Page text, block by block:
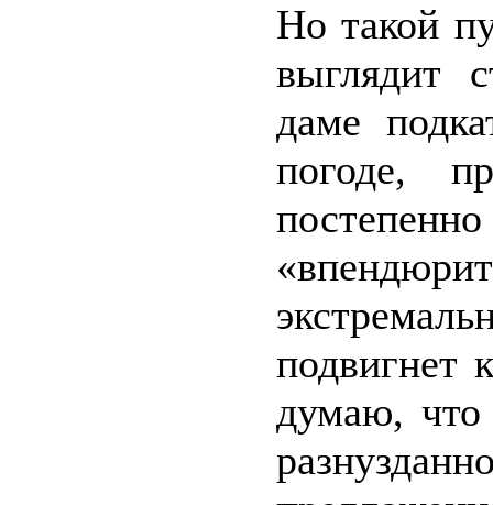
Но такой
выглядит
даме
погоде,
подвигнет
думаю, что